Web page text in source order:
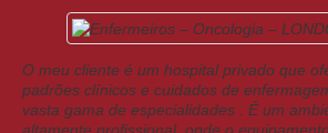
O meu cliente é um hospital privado que
padrões clínicos e cuidados de
vasta gama de especialidades . É um